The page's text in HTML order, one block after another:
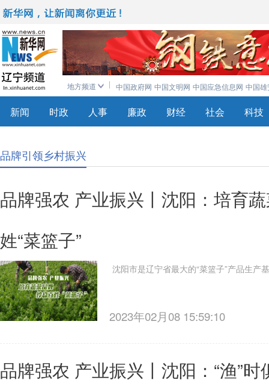
地方频道 中国政府网 中国文明网 中国应急信息网 中国
新闻 时政 人事 廉政 财经 社会 科技
品牌引领乡村振兴
品牌强农 产业振兴丨沈阳：培育
姓“菜篮子”
沈阳市是辽宁省最大的“菜篮子”产品生产
2023年02月08 15:59:10
品牌强农 产业振兴丨沈阳：“渔”